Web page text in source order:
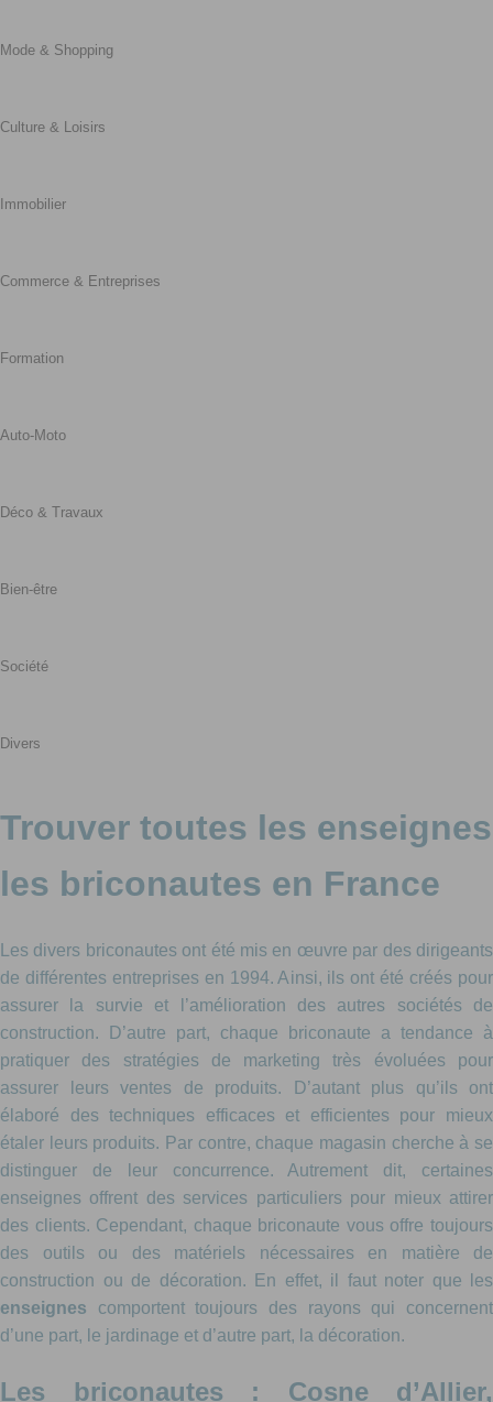
Mode & Shopping
Culture & Loisirs
Immobilier
Commerce & Entreprises
Formation
Auto-Moto
Déco & Travaux
Bien-être
Société
Divers
Trouver toutes les enseignes
les briconautes en France
Les divers briconautes ont été mis en œuvre par des dirigeants
de différentes entreprises en 1994. Ainsi, ils ont été créés pour
assurer la survie et l’amélioration des autres sociétés de
construction. D’autre part, chaque briconaute a tendance à
pratiquer des stratégies de marketing très évoluées pour
assurer leurs ventes de produits. D’autant plus qu’ils ont
élaboré des techniques efficaces et efficientes pour mieux
étaler leurs produits. Par contre, chaque magasin cherche à se
distinguer de leur concurrence. Autrement dit, certaines
enseignes offrent des services particuliers pour mieux attirer
des clients. Cependant, chaque briconaute vous offre toujours
des outils ou des matériels nécessaires en matière de
construction ou de décoration. En effet, il faut noter que les
enseignes comportent toujours des rayons qui concernent
d’une part, le jardinage et d’autre part, la décoration.
Les briconautes : Cosne d’Allier,